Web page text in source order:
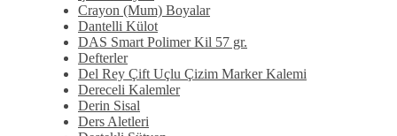
Crayon (Mum) Boyalar
Dantelli Külot
DAS Smart Polimer Kil 57 gr.
Defterler
Del Rey Çift Uçlu Çizim Marker Kalemi
Dereceli Kalemler
Derin Sisal
Ders Aletleri